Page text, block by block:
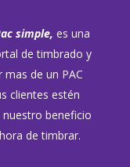
simple, es una
de timbrado y
de un PAC
clientes estén
beneficio
de timbrar.